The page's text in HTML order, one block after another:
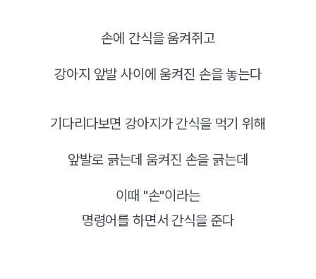
손에 간식을 움켜쥐고
강아지 앞발 사이에 움켜진 손을 놓는다
기다리다보면 강아지가 간식을 먹기 위해
앞발로 긁는데 움켜진 손을 긁는데
이때 "손"이라는
명령어를 하면서 간식을 준다